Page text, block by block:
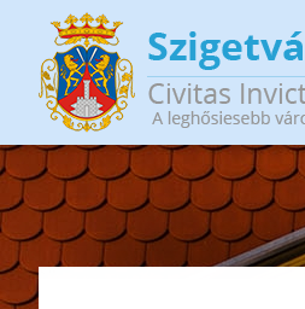
Ugrás a tartalomra